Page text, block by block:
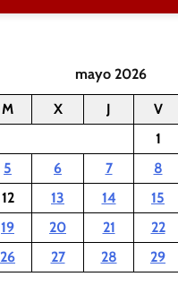
mayo 2026
M X J V
1
5 6 7 8
12 13 14 15
19 20 21 22
26 27 28 29